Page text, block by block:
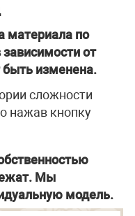
материала по
от
изменена.
сложности
нажав кнопку
Мы
модель.